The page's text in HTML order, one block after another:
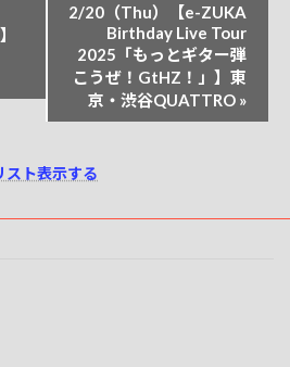
2/20（Thu）【e-ZUKA
Birthday Live Tour
2025「もっとギター弾
こうぜ！GtHZ！」】東
京・渋谷QUATTRO »
ト表示する